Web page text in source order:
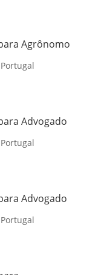
Agrônomo
Advogado
Advogado